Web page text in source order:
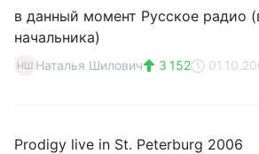
в данный момент Русское радио
начальника)
НШ Наталья Шилович 3 152
Prodigy live in St. Peterburg 2006